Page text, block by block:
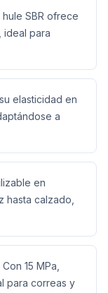
hule SBR ofrece
ideal para
elasticidad en
a
en
hasta calzado,
Con 15 MPa,
para correas y